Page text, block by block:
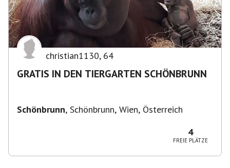
christian1130, 64
GRATIS IN DEN TIERGARTEN SCHÖNBRUNN
Schönbrunn, Schönbrunn, Wien, Österreich
4
FREIE PLÄTZE